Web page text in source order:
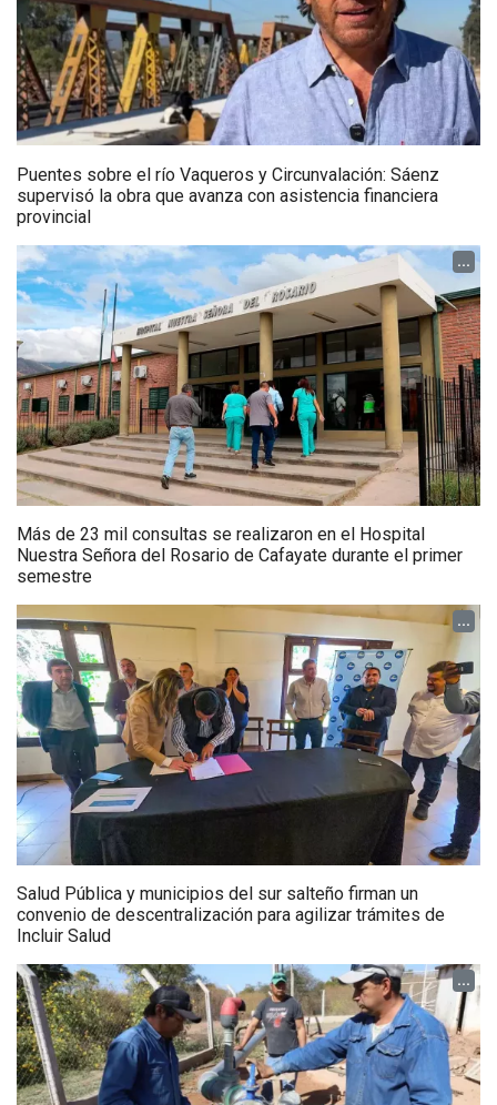
Puentes sobre el río Vaqueros y Circunvalación: Sáenz
supervisó la obra que avanza con asistencia financiera
provincial
...
Más de 23 mil consultas se realizaron en el Hospital
Nuestra Señora del Rosario de Cafayate durante el primer
semestre
...
Salud Pública y municipios del sur salteño firman un
convenio de descentralización para agilizar trámites de
Incluir Salud
...